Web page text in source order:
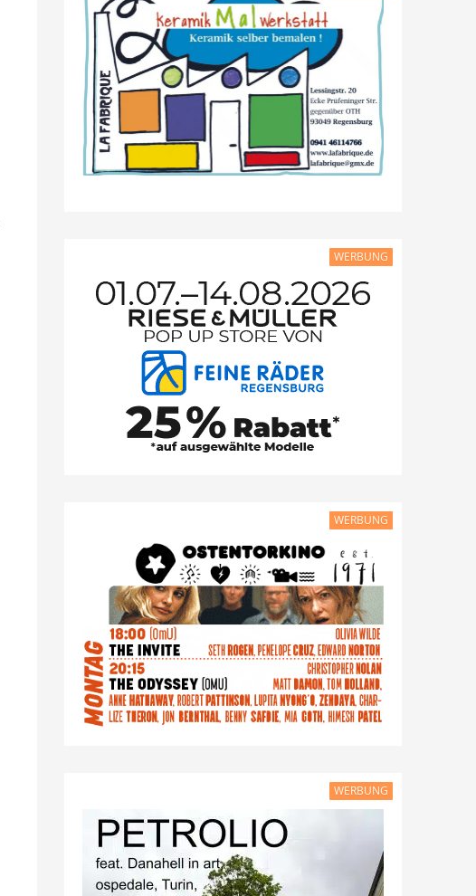
WERBUNG
WERBUNG
WERBUNG